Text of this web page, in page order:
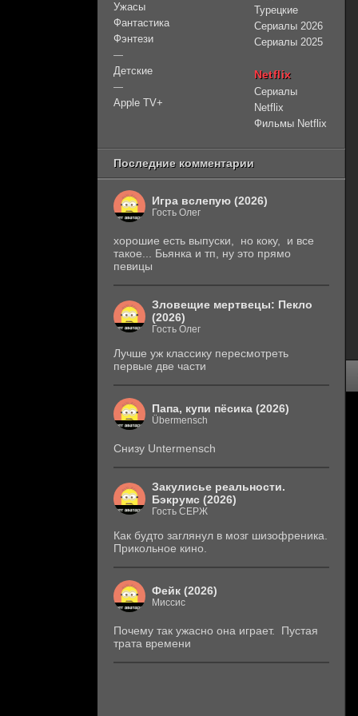
Ужасы
Фантастика
Фэнтези
—
Детские
—
Apple TV+
Турецкие
Сериалы 2026
Сериалы 2025
Netflix
Сериалы
Netflix
Фильмы Netflix
Последние комментарии
Игра вслепую (2026)
Гость Олег
хорошие есть выпуски, но коку, и все
такое... Бьянка и тп, ну это прямо
певицы
Зловещие мертвецы: Пекло
(2026)
Гость Олег
Лучше уж классику пересмотреть
первые две части
Папа, купи пёсика (2026)
Übermensch
Снизу Untermensch
Закулисье реальности.
Бэкрумс (2026)
Гость СЕРЖ
Как будто заглянул в мозг шизофреника.
Прикольное кино.
Фейк (2026)
Миссис
Почему так ужасно она играет. Пустая
трата времени